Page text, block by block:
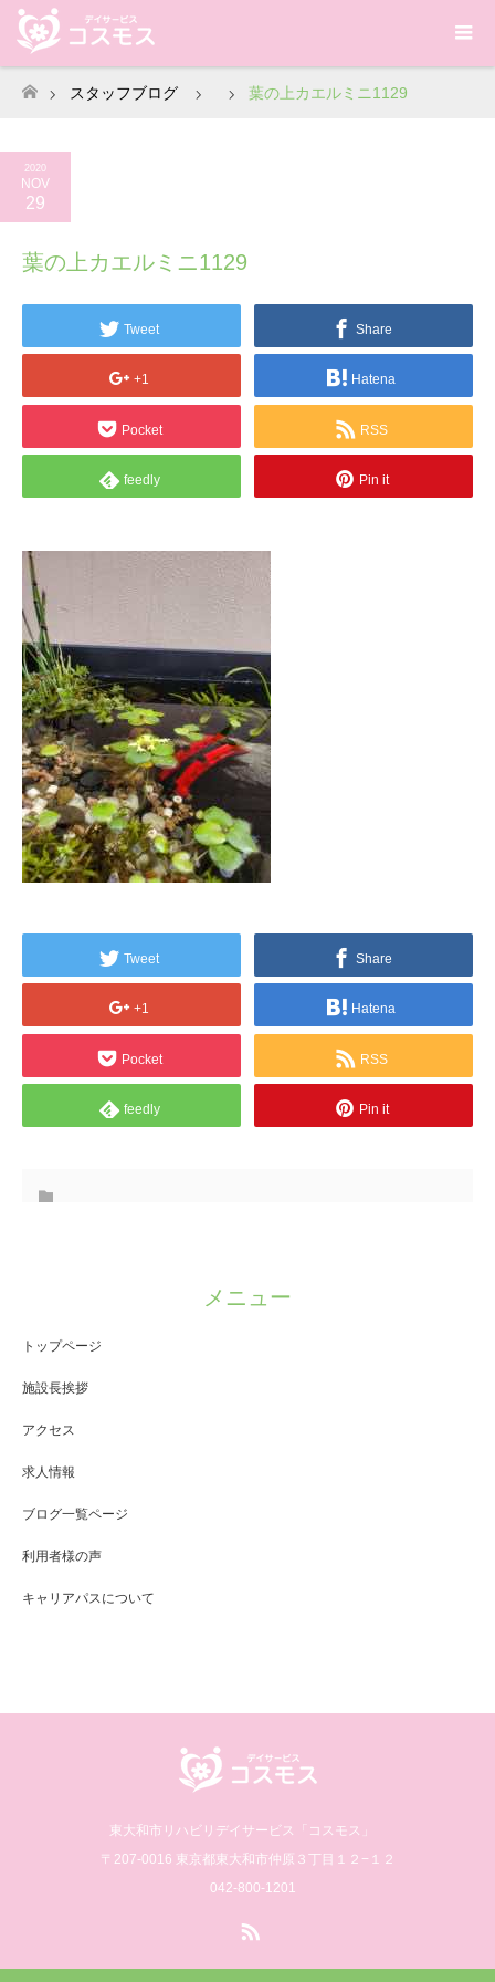
ホーム
スタッフブログ 葉の上カエルミニ1129
2020
NOV
29
葉の上カエルミニ1129
Tweet Share
+1 Hatena
Pocket RSS
feedly Pin it
Tweet Share
+1 Hatena
Pocket RSS
feedly Pin it
メニュー
トップページ
施設長挨拶
アクセス
求人情報
ブログ一覧ページ
利用者様の声
キャリアパスについて
東大和市リハビリデイサービス「コスモス」
〒207-0016 東京都東大和市仲原３丁目１２−１２
042-800-1201